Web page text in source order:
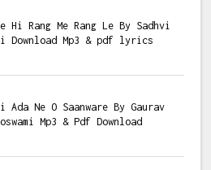
Hi Rang Me Rang Le By Sadhvi
Download Mp3 & pdf lyrics
Ada Ne O Saanware By Gaurav
Mp3 & Pdf Download